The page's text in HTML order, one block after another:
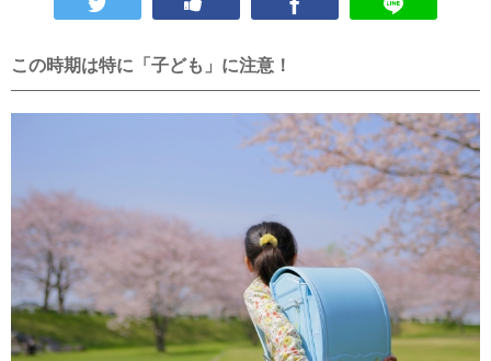
この時期は特に「子ども」に注意！